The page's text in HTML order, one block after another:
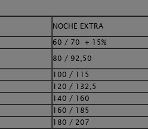
NOCHE EXTRA
60 / 70 + 15%
80 / 92,50
100 / 115
120 / 132,5
140 / 160
160 / 185
180 / 207